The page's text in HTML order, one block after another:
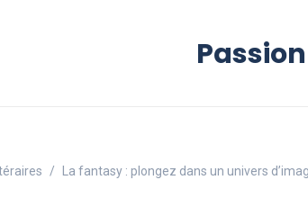
La fantasy : plongez dans un univers